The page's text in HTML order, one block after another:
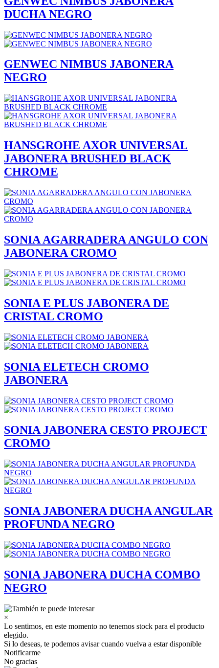
DUCHA NEGRO
GENWEC NIMBUS JABONERA
NEGRO
HANSGROHE AXOR UNIVERSAL
JABONERA BRUSHED BLACK
CHROME
SONIA AGARRADERA ANGULO CON
JABONERA CROMO
SONIA E PLUS JABONERA DE
CRISTAL CROMO
SONIA ELETECH CROMO
JABONERA
SONIA JABONERA CESTO PROJECT
CROMO
SONIA JABONERA DUCHA ANGULAR
PROFUNDA NEGRO
SONIA JABONERA DUCHA COMBO
NEGRO
×
Lo sentimos, en este momento no tenemos stock para el producto
elegido.
Si lo deseas, te podemos avisar cuando vuelva a estar disponible
Notificarme
No gracias